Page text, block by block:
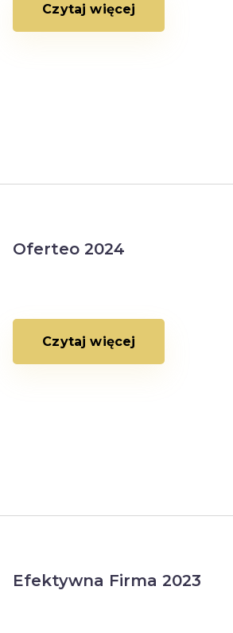
Czytaj więcej
Oferteo 2024
Czytaj więcej
Efektywna Firma 2023